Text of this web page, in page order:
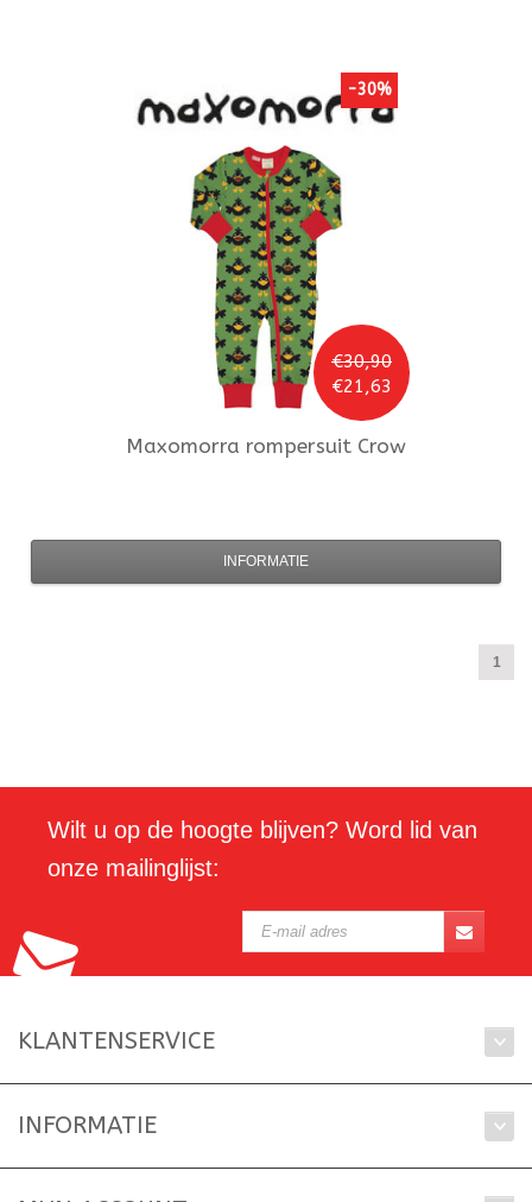
€30,90
€21,63
-30%
Maxomorra rompersuit Crow
INFORMATIE
1
Wilt u op de hoogte blijven? Word lid van
onze mailinglijst:
KLANTENSERVICE
INFORMATIE